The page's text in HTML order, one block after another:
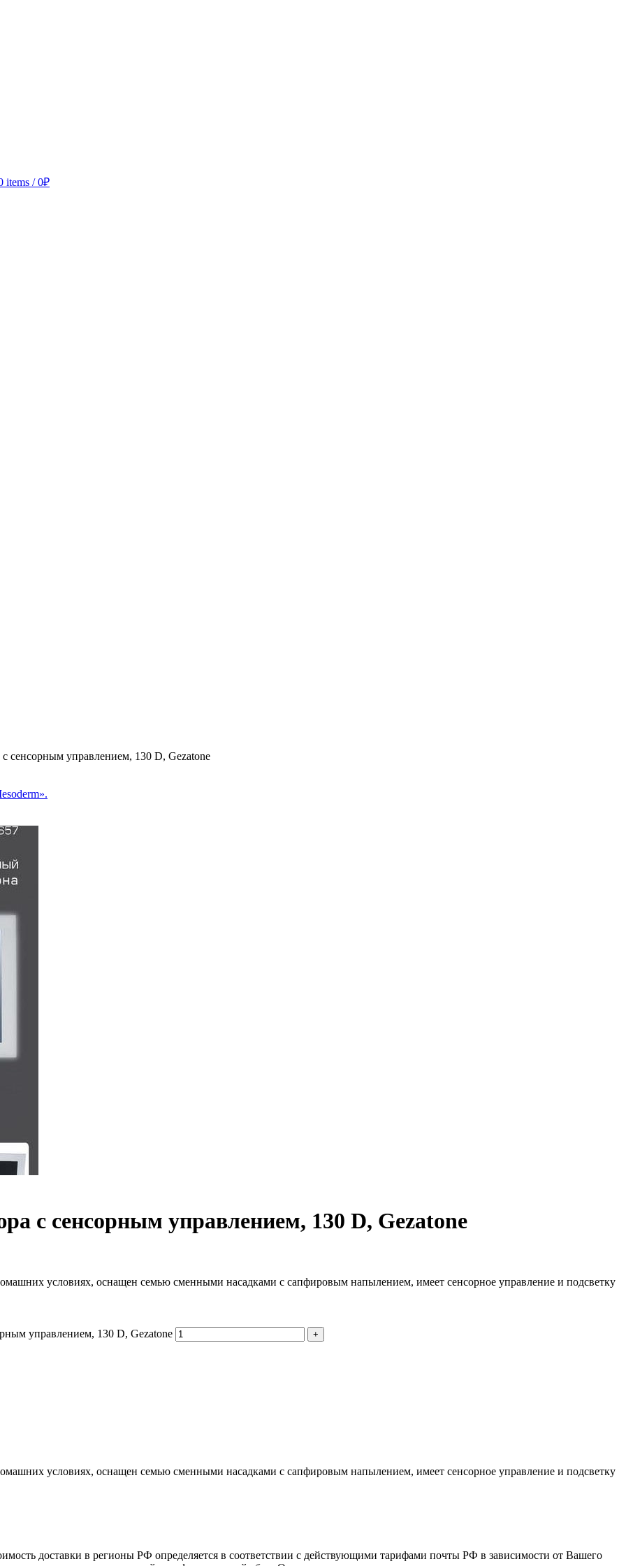
items / 0₽
сенсорным управлением, 130 D, Gezatone
с сенсорным управлением, 130 D, Gezatone
условиях, оснащен семью сменными насадками с сапфировым напылением, имеет сенсорное управление и подсветку
управлением, 130 D, Gezatone
условиях, оснащен семью сменными насадками с сапфировым напылением, имеет сенсорное управление и подсветку
доставки в регионы РФ определяется в соответствии с действующими тарифами почты РФ в зависимости от Вашего